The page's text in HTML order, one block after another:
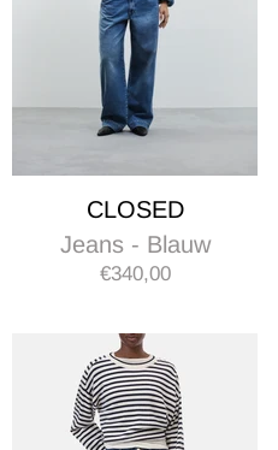
CLOSED
Jeans - Blauw
€340,00